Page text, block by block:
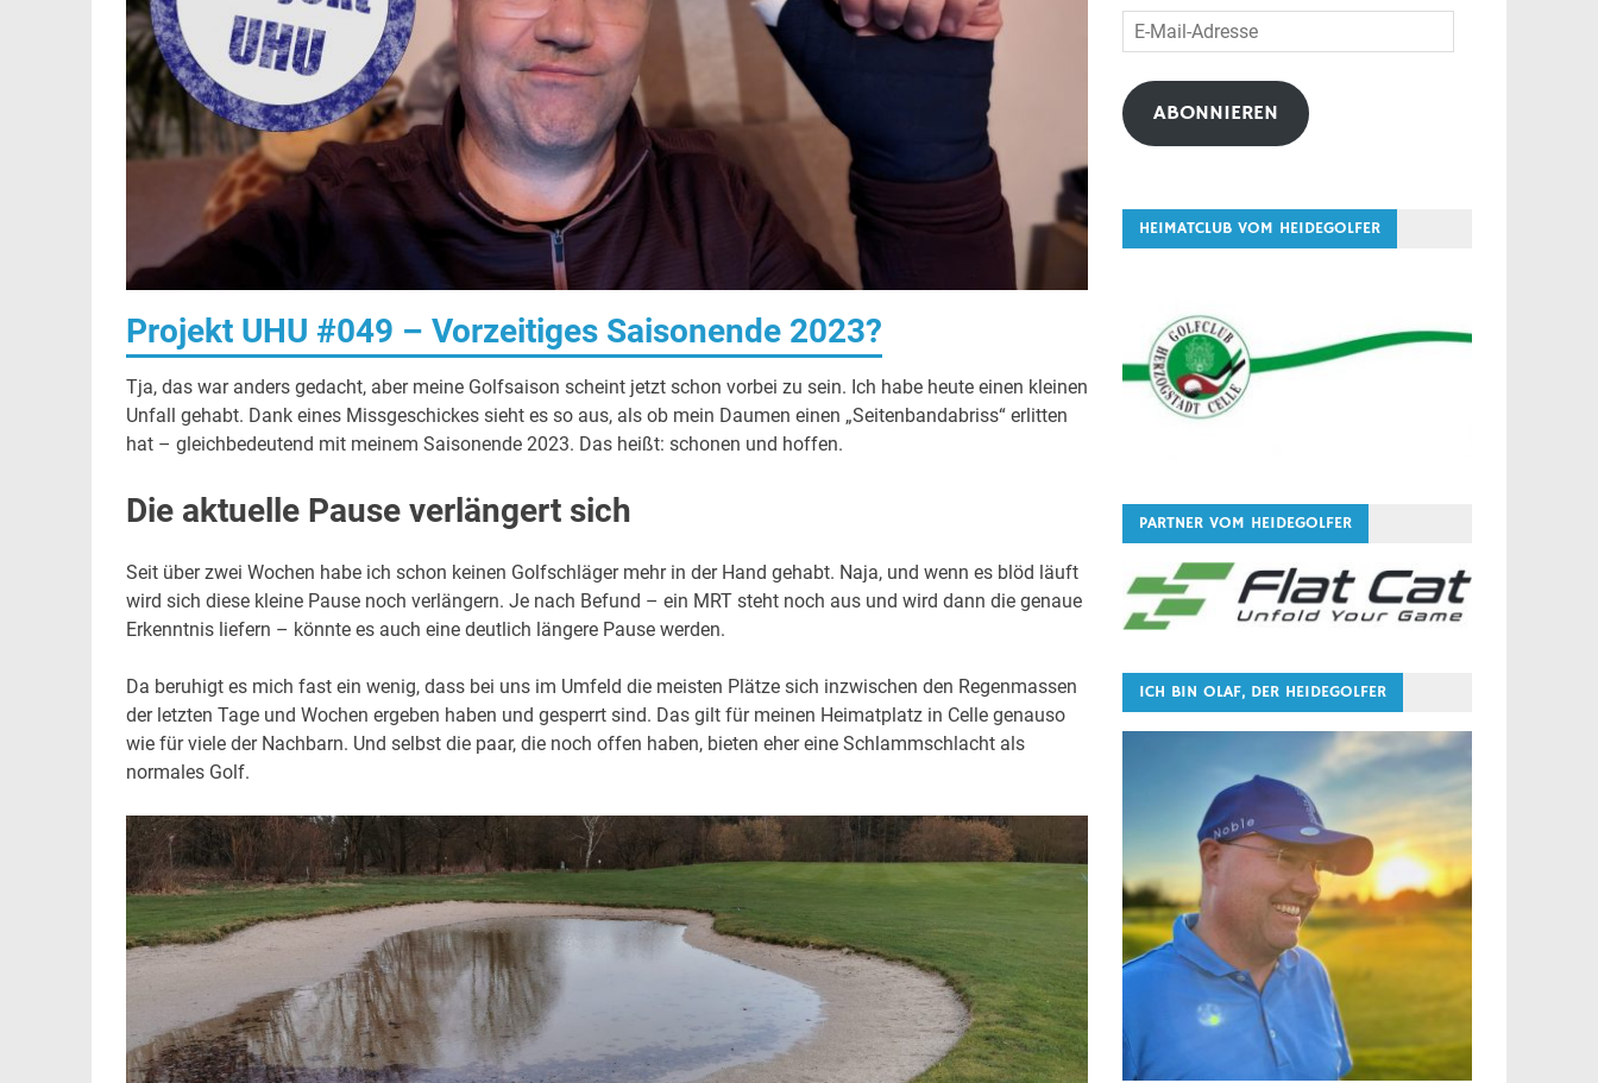
Projekt UHU #049 – Vorzeitiges Saisonende 2023?
Tja, das war anders gedacht, aber meine Golfsaison scheint jetzt schon vorbei zu sein. Ich habe heute einen kleinen
Unfall gehabt. Dank eines Missgeschickes sieht es so aus, als ob mein Daumen einen „Seitenbandabriss“ erlitten
hat – gleichbedeutend mit meinem Saisonende 2023. Das heißt: schonen und hoffen.
Die aktuelle Pause verlängert sich
Seit über zwei Wochen habe ich schon keinen Golfschläger mehr in der Hand gehabt. Naja, und wenn es blöd läuft
wird sich diese kleine Pause noch verlängern. Je nach Befund – ein MRT steht noch aus und wird dann die genaue
Erkenntnis liefern – könnte es auch eine deutlich längere Pause werden.
Da beruhigt es mich fast ein wenig, dass bei uns im Umfeld die meisten Plätze sich inzwischen den Regenmassen
der letzten Tage und Wochen ergeben haben und gesperrt sind. Das gilt für meinen Heimatplatz in Celle genauso
wie für viele der Nachbarn. Und selbst die paar, die noch offen haben, bieten eher eine Schlammschlacht als
normales Golf.
E-
Mail-
Adresse
ABONNIEREN
HEIMATCLUB VOM HEIDEGOLFER
PARTNER VOM HEIDEGOLFER
ICH BIN OLAF, DER HEIDEGOLFER